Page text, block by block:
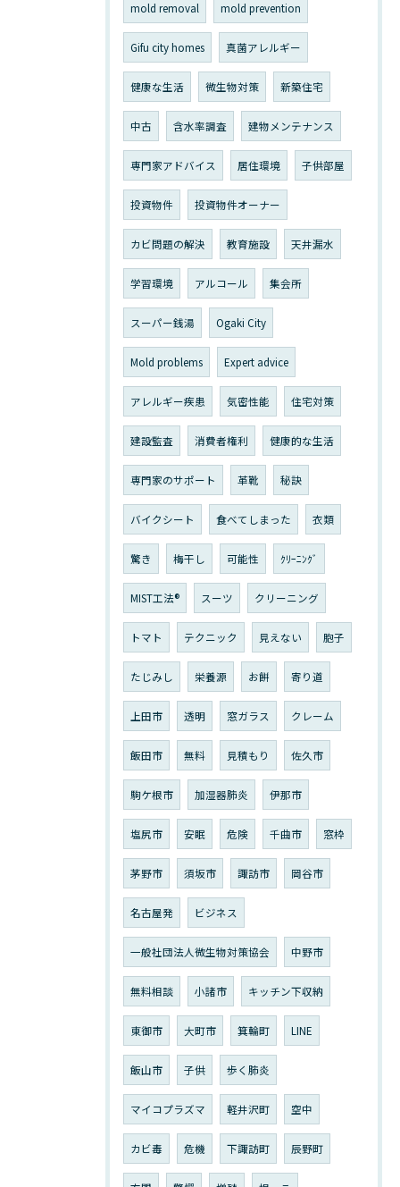
mold removal mold prevention
Gifu city homes 真菌アレルギー
健康な生活 微生物対策 新築住宅
中古 含水率調査 建物メンテナンス
専門家アドバイス 居住環境 子供部屋
投資物件 投資物件オーナー
カビ問題の解決 教育施設 天井漏水
学習環境 アルコール 集会所
スーパー銭湯 Ogaki City
Mold problems Expert advice
アレルギー疾患 気密性能 住宅対策
建設監査 消費者権利 健康的な生活
専門家のサポート 革靴 秘訣
バイクシート 食べてしまった 衣類
驚き 梅干し 可能性 ｸﾘｰﾆﾝｸﾞ
MIST工法® スーツ クリーニング
トマト テクニック 見えない 胞子
たじみし 栄養源 お餅 寄り道
上田市 透明 窓ガラス クレーム
飯田市 無料 見積もり 佐久市
駒ケ根市 加湿器肺炎 伊那市
塩尻市 安眠 危険 千曲市 窓枠
茅野市 須坂市 諏訪市 岡谷市
名古屋発 ビジネス
一般社団法人微生物対策協会 中野市
無料相談 小諸市 キッチン下収納
東御市 大町市 箕輪町 LINE
飯山市 子供 歩く肺炎
マイコプラズマ 軽井沢町 空中
カビ毒 危機 下諏訪町 辰野町